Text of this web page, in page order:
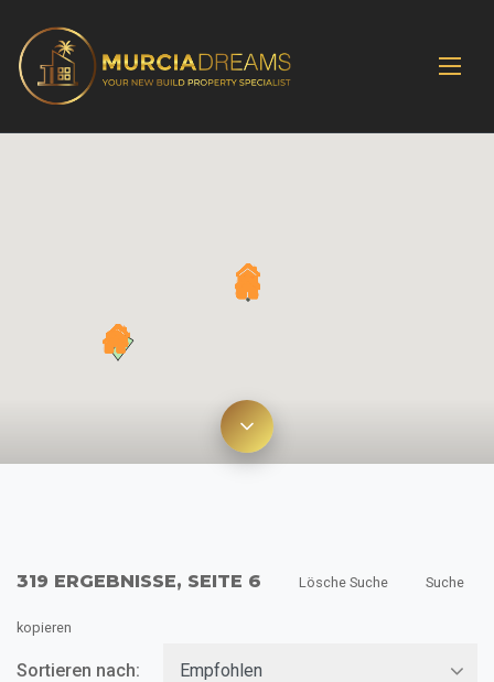
319 ERGEBNISSE, SEITE 6 Lösche Suche Suche
kopieren
Sortieren nach: